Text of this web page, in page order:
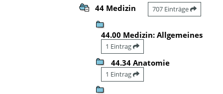
44 Medizin 707 Einträge
44.00 Medizin: Allgemeines
1 Eintrag
44.34 Anatomie
1 Eintrag